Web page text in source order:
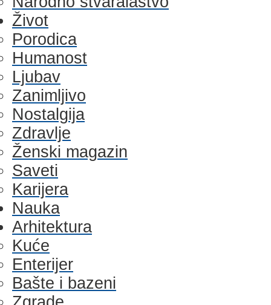
Život
Porodica
Humanost
Ljubav
Zanimljivo
Nostalgija
Zdravlje
Ženski magazin
Saveti
Karijera
Nauka
Arhitektura
Kuće
Enterijer
Bašte i bazeni